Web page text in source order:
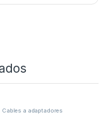
Cables a adaptadores